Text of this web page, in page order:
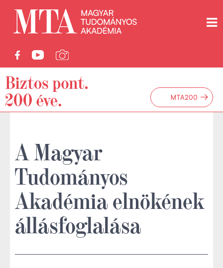
MTA200 →
A Magyar
Tudományos
Akadémia elnökének
állásfoglalása